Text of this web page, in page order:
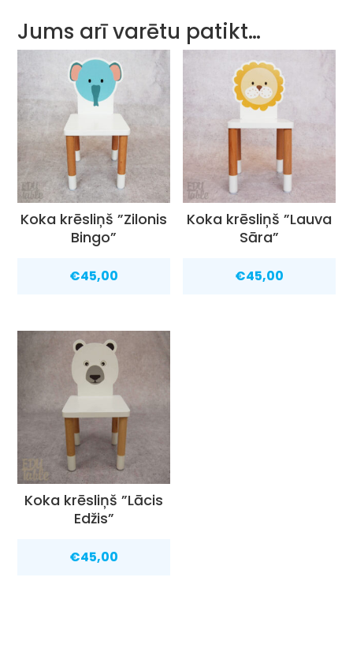
Jums arī varētu patikt…
Koka krēsliņš ”Zilonis
Bingo”
€45,00
Koka krēsliņš ”Lauva
Sāra”
€45,00
Koka krēsliņš ”Lācis
Edžis”
€45,00